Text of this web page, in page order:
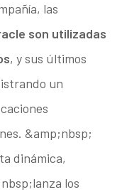
las
son utilizadas
, y sus últimos
un
&amp;nbsp;
dinámica,
los